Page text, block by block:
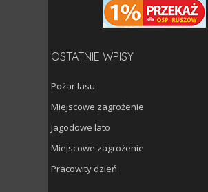
OSTATNIE WPISY
Pożar lasu
Miejscowe zagrożenie
Jagodowe lato
Miejscowe zagrożenie
Pracowity dzień